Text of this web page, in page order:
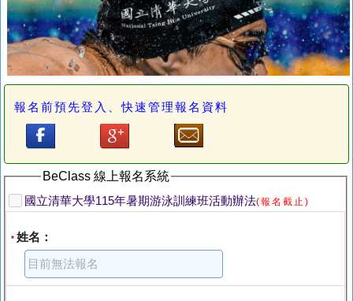
報名前預先登入、快速管理報名資料
BeClass 線上報名系統
國立清華大學115年暑期游泳訓練班活動辦法(報名截止)
* 姓名：